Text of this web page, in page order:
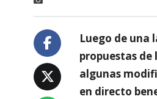
Luego de una
propuestas de
algunas
en directo